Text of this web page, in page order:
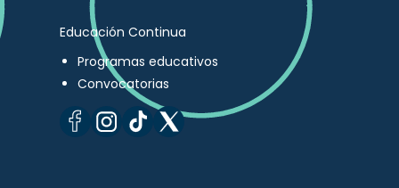
Educación Continua
Programas educativos
Convocatorias